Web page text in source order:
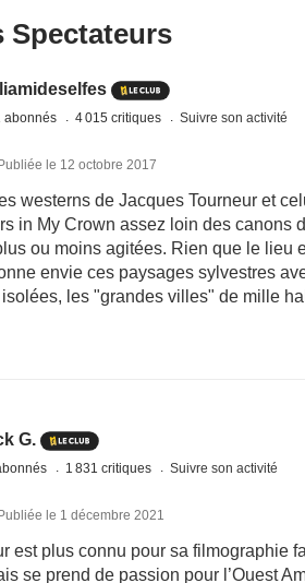
Spectateurs
abonnés 4 015 critiques Suivre son activité
Publiée le 12 octobre 2017
westerns de Jacques Tourneur et
in My Crown assez loin des canons
ou moins agitées. Rien que le lieu
envie ces paysages sylvestres
les "grandes villes" de mille
G.
1 831 critiques Suivre son activité
Publiée le 1 décembre 2021
est plus connu pour sa filmographie
se prend de passion pour l’Ouest